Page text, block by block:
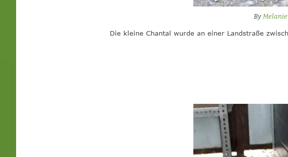
By
Die kleine Chantal wurde an einer Landstraße